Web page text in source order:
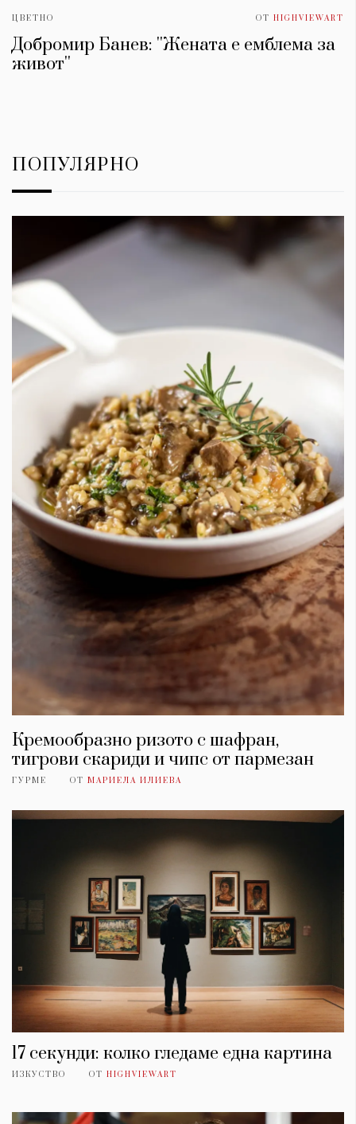
ЦВЕТНО ОТ HIGHVIEWART
Добромир Банев: ''Жената е емблема за
живот''
ПОПУЛЯРНО
Кремообразно ризото с шафран,
тигрови скариди и чипс от пармезан
ГУРМЕ ОТ МАРИЕЛА ИЛИЕВА
17 секунди: колко гледаме една картина
ИЗКУСТВО ОТ HIGHVIEWART